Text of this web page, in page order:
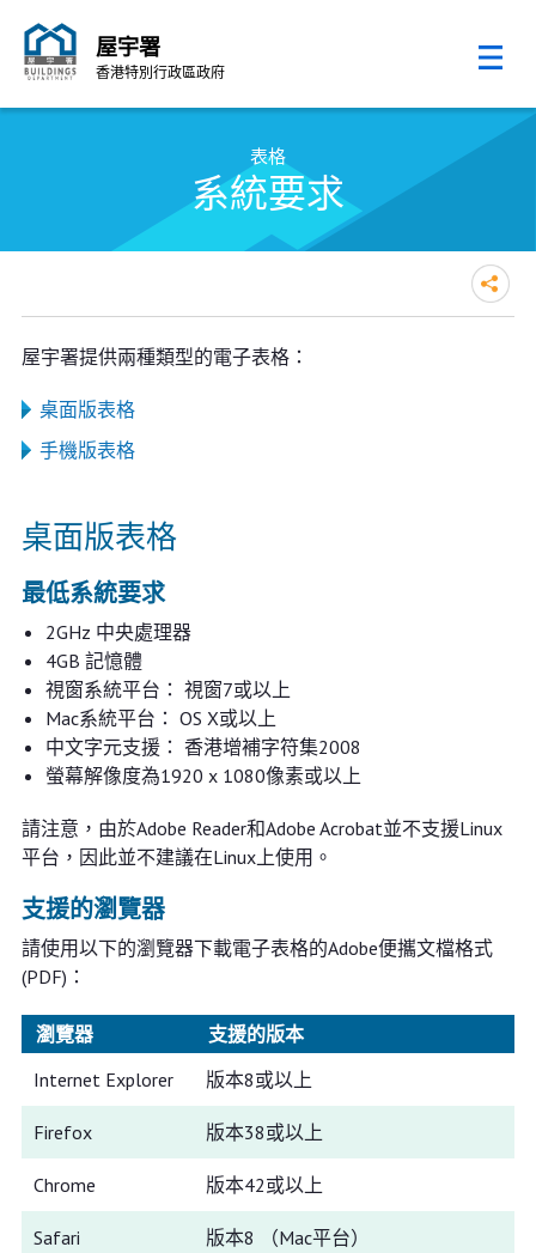
屋宇署
香港特別行政區政府
表格
系統要求
屋宇署提供兩種類型的電子表格：
桌面版表格
手機版表格
桌面版表格
最低系統要求
2GHz 中央處理器
4GB 記憶體
視窗系統平台： 視窗7或以上
Mac系統平台： OS X或以上
中文字元支援： 香港增補字符集2008
螢幕解像度為1920 x 1080像素或以上
請注意，由於Adobe Reader和Adobe Acrobat並不支援Linux
平台，因此並不建議在Linux上使用。
支援的瀏覽器
請使用以下的瀏覽器下載電子表格的Adobe便攜文檔格式
(PDF)：
瀏覽器
支援的版本
Internet Explorer
版本8或以上
Firefox 版本38或以上
Chrome 版本42或以上
Safari
版本8 （Mac平台）